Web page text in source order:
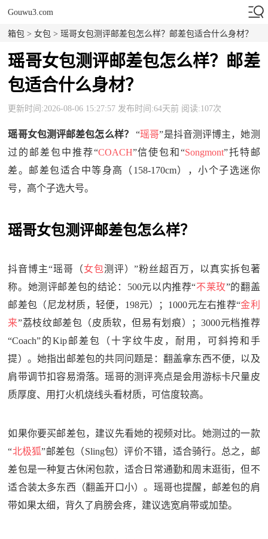
Gouwu3.com
箱包 >女包 > 瑶哥女包测评邮差包怎么样？邮差包适合什么身材？
瑶哥女包测评邮差包怎么样？邮差
包适合什么身材？
更新时间:2026-08-06 15:27:57 发布时间:64天前 阅读:107次
瑶哥女包测评邮差包怎么样？ “瑶哥”是抖音测评博主，她测
过的邮差包中推荐“COACH”信使包和“Songmont”托特邮
差。邮差包适合中等身高（158-170cm），小个子选迷你
号，高个子选大号。
瑶哥女包测评邮差包怎么样？
抖音博主“瑶哥（女包测评）”粉丝超百万，以真实拆包著
称。她测评邮差包的结论：500元以内推荐“不莱玫”的翻盖
邮差包（尼龙材质，轻便，198元）；1000元左右推荐“金利
来”荔枝纹邮差包（皮质软，但易有划痕）；3000元档推荐
“Coach”的Kip邮差包（十字纹牛皮，耐用，可斜挎和手
提）。她指出邮差包的共同问题是：翻盖拿东西不便，以及
肩带调节扣容易滑落。瑶哥的测评亮点是会用游标卡尺量皮
质厚度、用打火机烧线头看材质，可信度较高。
如果你要买邮差包，建议先看她的视频对比。她测过的一款
“北极狐”邮差包（Sling包）评价不错，适合骑行。总之，邮
差包是一种复古休闲包款，适合日常通勤和周末逛街，但不
适合装太多东西（翻盖开口小）。瑶哥也提醒，邮差包的肩
带如果太细，背久了肩膀会疼，建议选宽肩带或加垫。